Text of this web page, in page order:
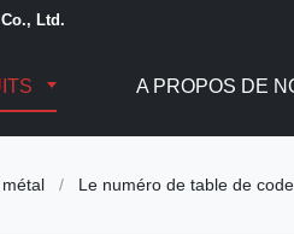
Ltd.
A PROPOS DE
/ Le numéro de table de